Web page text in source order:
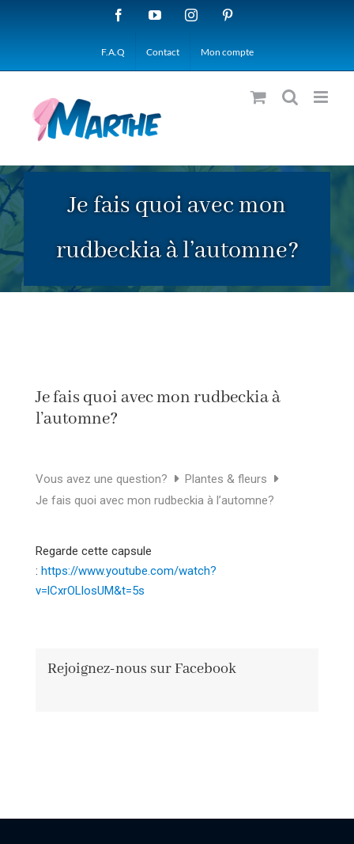
FacebookYouTubeInstagram
F.A.Q Contact Mon compte
Je fais quoi avec mon
rudbeckia à l’automne?
Je fais quoi avec mon rudbeckia à
l’automne?
Vous avez une question?
Plantes & fleurs
Je fais quoi avec mon rudbeckia à l’automne?
Regarde cette capsule
: https://www.youtube.com/watch?
v=lCxrOLlosUM&t=5s
Rejoignez-nous sur Facebook